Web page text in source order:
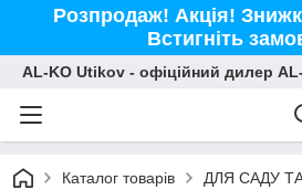
Розпродаж! Акція!
Встигніть
AL-KO Utikov - офіційний дилер AL-
Каталог товарів ДЛЯ САДУ